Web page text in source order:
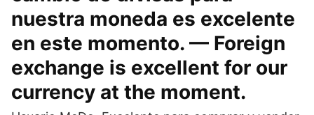
nuestra moneda es excelente
en este momento. — Foreign
exchange is excellent for our
currency at the moment.